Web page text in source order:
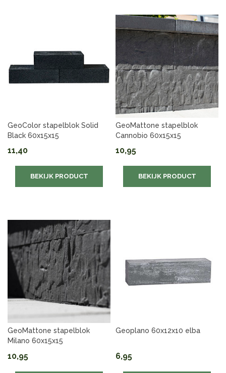
GeoColor stapelblok Solid
Black 60x15x15
11,40
BEKIJK PRODUCT
GeoMattone stapelblok
Cannobio 60x15x15
10,95
BEKIJK PRODUCT
GeoMattone stapelblok
Milano 60x15x15
10,95
Geoplano 60x12x10 elba
6,95